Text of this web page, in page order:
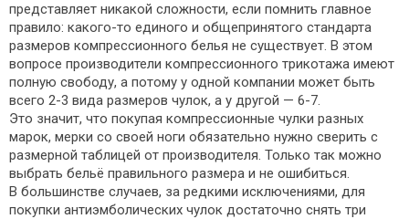
представляет никакой сложности, если помнить главное
правило: какого-то единого и общепринятого стандарта
размеров компрессионного белья не существует. В этом
вопросе производители компрессионного трикотажа имеют
полную свободу, а потому у одной компании может быть
всего 2-3 вида размеров чулок, а у другой — 6-7.
Это значит, что покупая компрессионные чулки разных
марок, мерки со своей ноги обязательно нужно сверить с
размерной таблицей от производителя. Только так можно
выбрать бельё правильного размера и не ошибиться.
В большинстве случаев, за редкими исключениями, для
покупки антиэмболических чулок достаточно снять три